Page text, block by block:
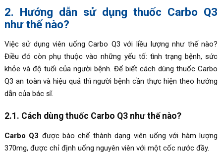
2. Hướng dẫn sử dụng thuốc Carbo Q3
như thế nào?
Việc sử dụng viên uống Carbo Q3 với liều lượng như thế nào?
Điều đó còn phụ thuộc vào những yếu tố: tình trạng bệnh, sức
khỏe và độ tuổi của người bệnh. Để biết cách dùng thuốc Carbo
Q3 an toàn và hiệu quả thì người bệnh cần thực hiện theo hướng
dẫn của bác sĩ.
2.1. Cách dùng thuốc Carbo Q3 như thế nào?
Carbo Q3 được bào chế thành dạng viên uống với hàm lượng
370mg, được chỉ định uống nguyên viên với một cốc nước đầy.